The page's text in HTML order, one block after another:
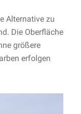
Alternative zu
Die Oberfläche
größere
erfolgen